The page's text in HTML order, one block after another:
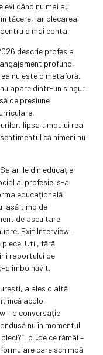
când nu mai au
tăcere, iar plecarea
a mai conta.
descrie profesia
profund,
nu este o metaforă,
apare dintr-un singur
de presiune
lipsa timpului real
că nimeni nu
din educație
al profesiei s-a
educațională
lasă timp de
de ascultare
Exit Interview –
plece. Util, fără
raportului de
a îmbolnăvit.
a ales o altă
încă acolo.
– o conversație
nu în momentul
ci „de ce rămâi –
care schimbă